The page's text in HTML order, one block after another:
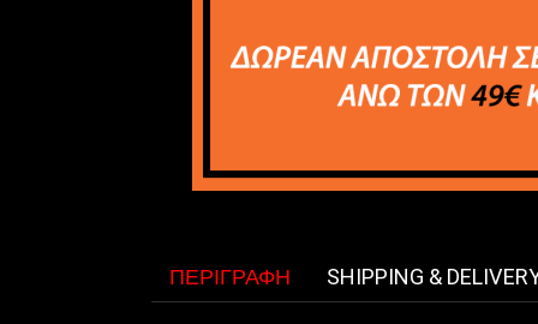
ΠΕΡΙΓΡΑΦΉ SHIPPING &